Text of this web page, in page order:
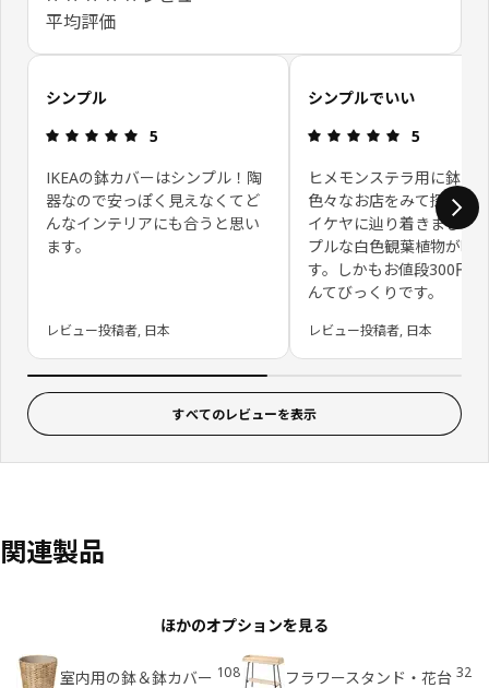
平均評価
お客さまレビューをスキップ
シンプル
レビュー: 5 5 星の数
5
IKEAの鉢カバーはシンプル！陶
器なので安っぽく見えなくてど
んなインテリアにも合うと思い
ます。
レビュー投稿者, 日本
シンプルでいい
レビュー: 5
5
ヒメモンステラ用に鉢カ
色々なお店をみて探して
イケヤに辿り着きました
プルな白色観葉植物が映
す。しかもお値段300円
んてびっくりです。
レビュー投稿者, 日本
すべてのレビューを表示
関連製品
ほかのオプションを見る
室内用の鉢＆鉢カバー 108 フラワースタンド・花台 32